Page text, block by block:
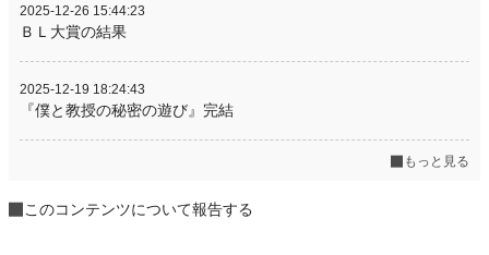
2025-12-26 15:44:23
ＢＬ大賞の結果
2025-12-19 18:24:43
『僕と教授の秘密の遊び』完結
もっと見る
このコンテンツについて報告する